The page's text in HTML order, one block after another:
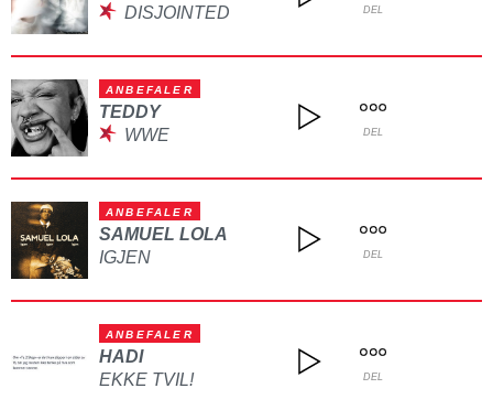
DISJOINTED
DEL
ANBEFALER
TEDDY
WWE
DEL
ANBEFALER
SAMUEL LOLA
IGJEN
DEL
ANBEFALER
HADI
EKKE TVIL!
DEL